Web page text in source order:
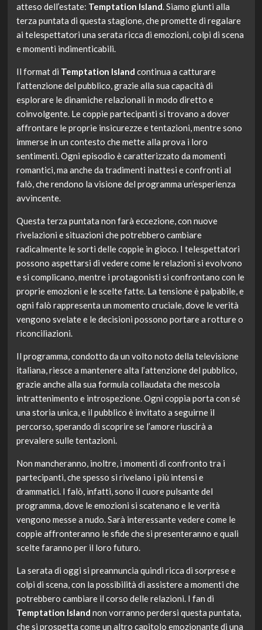
atteso dell’estate: Temptation Island. Siamo giunti alla
terza puntata di questa stagione, che promette di regalare
ai telespettatori una serata ricca di emozioni, colpi di scena
e momenti indimenticabili.
Il format di Temptation Island continua a catturare
l’attenzione del pubblico, grazie alla sua capacità di
esplorare le dinamiche relazionali in modo diretto e
coinvolgente. Le coppie partecipanti si trovano a dover
affrontare le proprie insicurezze e tentazioni, mentre sono
immerse in un contesto che mette alla prova i loro
sentimenti. Ogni episodio è caratterizzato da momenti
romantici, ma anche da tradimenti inattesi e confronti al
falò, che rendono la visione del programma un’esperienza
avvincente.
Questa terza puntata non farà eccezione, con nuove
rivelazioni e situazioni che potrebbero cambiare
radicalmente le sorti delle coppie in gioco. I telespettatori
possono aspettarsi di vedere come le relazioni si evolvono
e si complicano, mentre i protagonisti si confrontano con le
proprie emozioni e le scelte fatte. La tensione è palpabile, e
ogni falò rappresenta un momento cruciale, dove le verità
vengono svelate e le decisioni possono portare a rotture o
riconciliazioni.
Il programma, condotto da un volto noto della televisione
italiana, riesce a mantenere alta l’attenzione del pubblico,
grazie anche alla sua formula collaudata che mescola
intrattenimento e introspezione. Ogni coppia porta con sé
una storia unica, e il pubblico è invitato a seguirne il
percorso, sperando di scoprire se l’amore riuscirà a
prevalere sulle tentazioni.
Non mancheranno, inoltre, i momenti di confronto tra i
partecipanti, che spesso si rivelano i più intensi e
drammatici. I falò, infatti, sono il cuore pulsante del
programma, dove le emozioni si scatenano e le verità
vengono messe a nudo. Sarà interessante vedere come le
coppie affronteranno le sfide che si presenteranno e quali
scelte faranno per il loro futuro.
La serata di oggi si preannuncia quindi ricca di sorprese e
colpi di scena, con la possibilità di assistere a momenti che
potrebbero cambiare il corso delle relazioni. I fan di
Temptation Island non vorranno perdersi questa puntata,
che si prospetta come un altro capitolo emozionante di una